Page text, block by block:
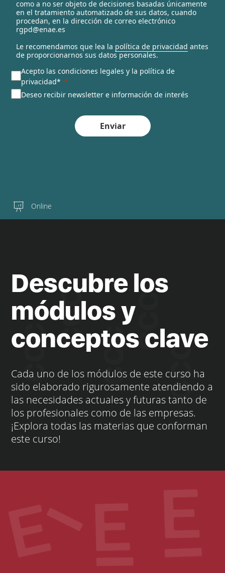
e
d
como a no ser objeto de decisiones basadas únicamente
en el tratamiento automatizado de sus datos, cuando
procedan, en la dirección de correo electrónico
rgpd@enae.es
Le recomendamos que lea la política de privacidad antes
de proporcionarnos sus datos personales.
Acepto las condiciones legales y la política de
privacidad*
Deseo recibir newsletter e información de interés
Enviar
Online
Descubre los
módulos y
conceptos clave
Cada uno de los módulos de este curso ha
sido elaborado rigurosamente atendiendo a
las necesidades actuales y futuras tanto de
los profesionales como de las empresas.
¡Explora todas las materias que conforman
este curso!